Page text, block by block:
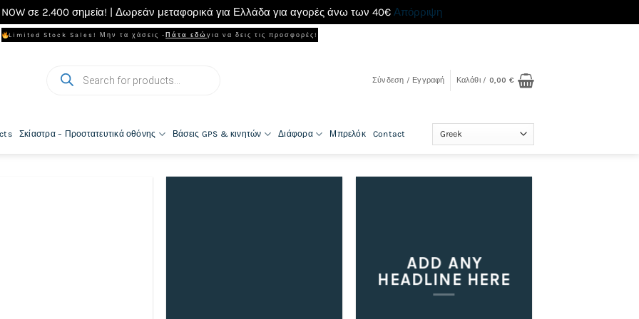
σε 2.400 σημεία! | Δωρεάν μεταφορικά για Ελλάδα για αγορές άνω των 40€ Απόρριψη
Limited Stock Sales! Μην τα χάσεις - Πάτα εδώγια να δεις τις προσφορές!
search
Σύνδεση / Εγγραφή Καλάθι / 0,00 €
Σκίαστρα – Προστατευτικά οθόνης Βάσεις GPS & κινητών Διάφορα Μπρελόκ Contact
ADD ANY
HEADLINE HERE